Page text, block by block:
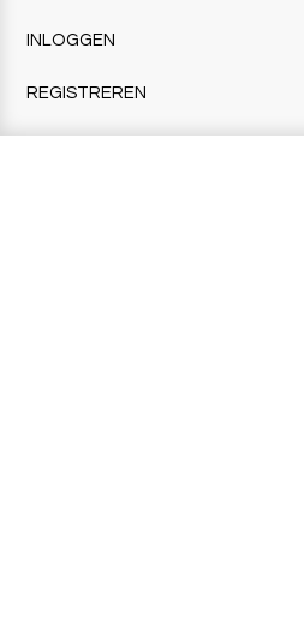
INLOGGEN
REGISTREREN